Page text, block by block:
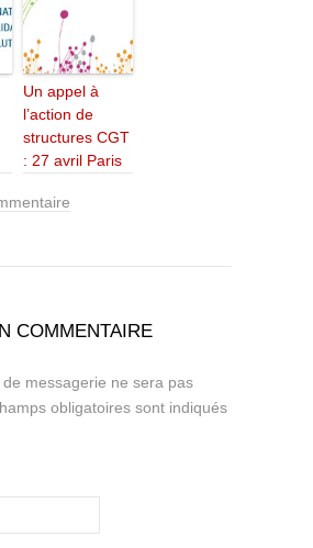
Un appel à
l’action de
structures CGT
: 27 avril Paris
COMMENTAIRE
messagerie ne sera pas
obligatoires sont indiqués